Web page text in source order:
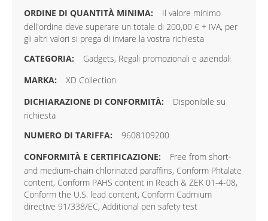
Il valore minimo
dell'ordine deve superare un totale di 200,00 € + IVA, per
gli altri valori si prega di inviare la vostra richiesta
Gadgets, Regali promozionali e aziendali
XD Collection
Disponibile su
richiesta
9608109200
Free from short-
and medium-chain chlorinated paraffins, Conform Phtalate
content, Conform PAHS content in Reach & ZEK 01-4-08,
Conform the U.S. lead content, Conform Cadmium
directive 91/338/EC, Additional pen safety test